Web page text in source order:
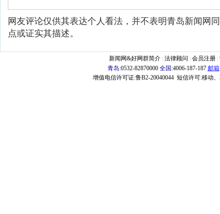
网友评论仅供其表达个人看法，并不表明青岛新闻网
点或证实其描述。